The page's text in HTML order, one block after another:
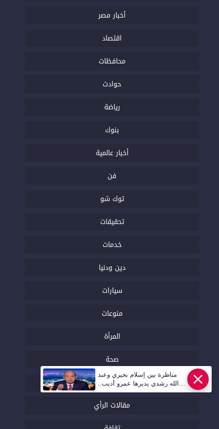
أخبار مصر
اقتصاد
محافظات
حوادث
رياضة
بنوك
أخبار عالمية
فن
توك شو
تحقيقات
خدمات
دين ودنيا
سيارات
منوعات
المرأة
صحة
اتصالات وتكنولوجيا
مقالات الرأي
مناظرة بين إسلام بحيري وعبد
الله رشدي يديرها عمرو أديب..
قريبا | أهل مصر